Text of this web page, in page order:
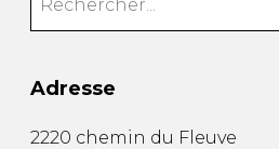
Adresse
2220 chemin du Fleuve